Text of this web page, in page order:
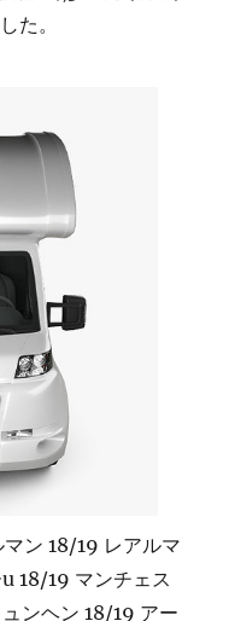
た。
ン 18/19 レアルマ
18/19 マンチェス
ンヘン 18/19 アー